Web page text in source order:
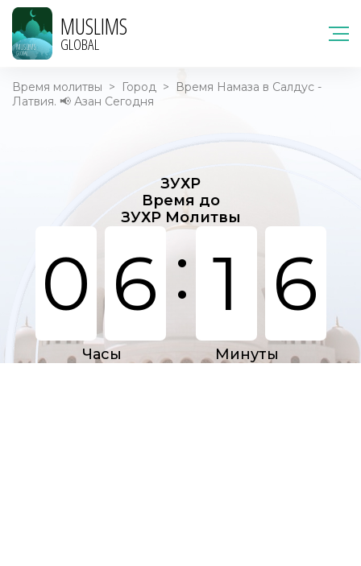
MUSLIMS
GLOBAL
Время молитвы > Город >
Время Намаза в Салдус -
Латвия. 📢 Азан Сегодня
ЗУХР
Время до
ЗУХР Молитвы
0 6: 1 6
Часы Минуты